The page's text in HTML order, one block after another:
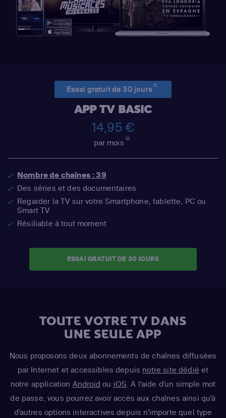
Essai gratuit de 30 jours(1)
APP TV BASIC
14,95 €
par mois(2)
Nombre de chaînes : 39
Des séries et des documentaires
Regarder la TV sur votre Smartphone, tablette, PC ou
Smart TV
Résiliable à tout moment
ESSAI GRATUIT DE 30 JOURS
TOUTE VOTRE TV DANS
UNE SEULE APP
Nous proposons deux abonnements de chaînes diffusées
par Internet et accessibles depuis notre site dédié et
notre application Android ou iOS . A l'aide d'un simple mot
de passe, vous pourrez avoir accès aux chaînes ainsi qu'à
d'autres options interactives depuis n'importe quel type